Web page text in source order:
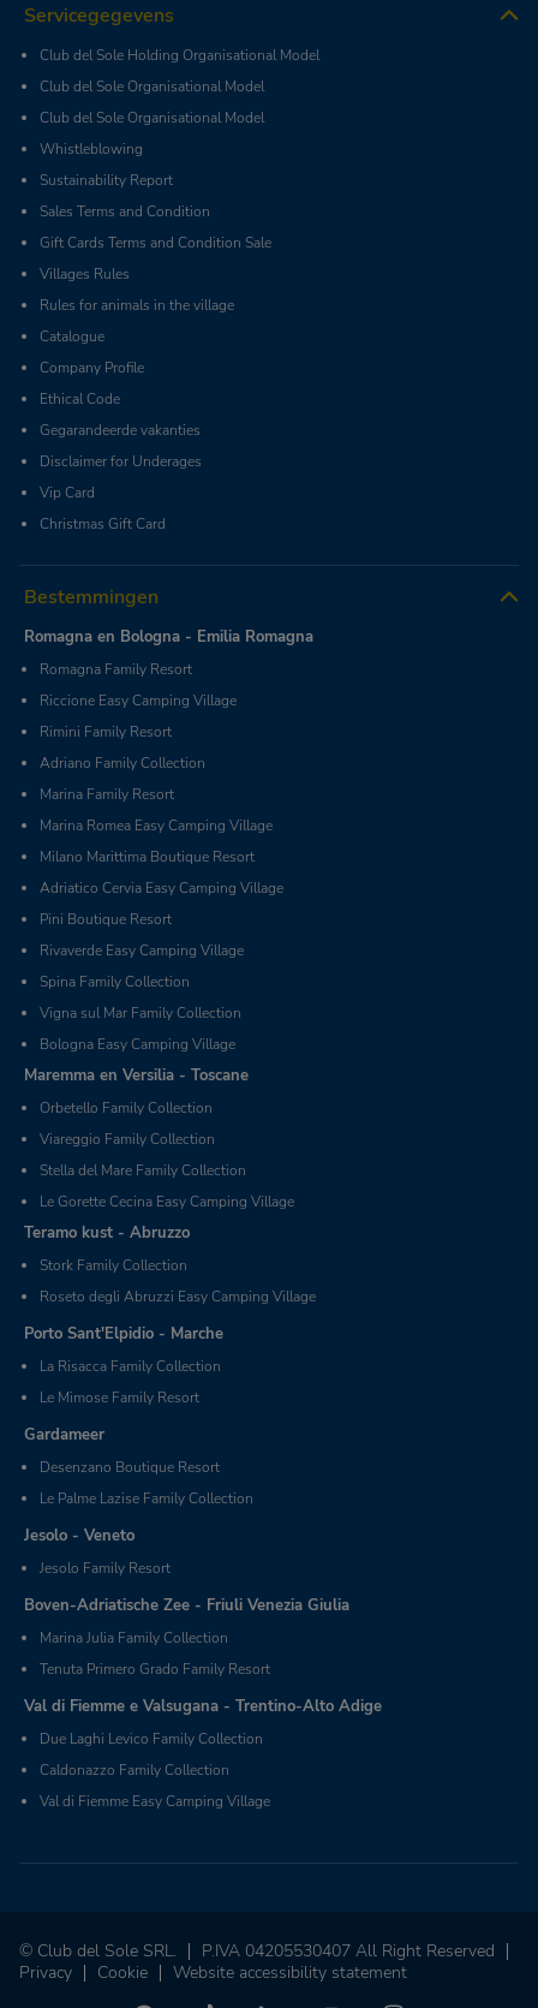
Servicegegevens
Club del Sole Holding Organisational Model
Club del Sole Organisational Model
Club del Sole Organisational Model
Whistleblowing
Sustainability Report
Sales Terms and Condition
Gift Cards Terms and Condition Sale
Villages Rules
Rules for animals in the village
Catalogue
Company Profile
Ethical Code
Gegarandeerde vakanties
Disclaimer for Underages
Vip Card
Christmas Gift Card
Bestemmingen
Romagna en Bologna - Emilia Romagna
Romagna Family Resort
Riccione Easy Camping Village
Rimini Family Resort
Adriano Family Collection
Marina Family Resort
Marina Romea Easy Camping Village
Milano Marittima Boutique Resort
Adriatico Cervia Easy Camping Village
Pini Boutique Resort
Rivaverde Easy Camping Village
Spina Family Collection
Vigna sul Mar Family Collection
Bologna Easy Camping Village
Maremma en Versilia - Toscane
Orbetello Family Collection
Viareggio Family Collection
Stella del Mare Family Collection
Le Gorette Cecina Easy Camping Village
Teramo kust - Abruzzo
Stork Family Collection
Roseto degli Abruzzi Easy Camping Village
Porto Sant'Elpidio - Marche
La Risacca Family Collection
Le Mimose Family Resort
Gardameer
Desenzano Boutique Resort
Le Palme Lazise Family Collection
Jesolo - Veneto
Jesolo Family Resort
Boven-Adriatische Zee - Friuli Venezia Giulia
Marina Julia Family Collection
Tenuta Primero Grado Family Resort
Val di Fiemme e Valsugana - Trentino-Alto Adige
Due Laghi Levico Family Collection
Caldonazzo Family Collection
Val di Fiemme Easy Camping Village
© Club del Sole SRL.
P.IVA 04205530407 All Right Reserved
Privacy
Cookie Website accessibility statement